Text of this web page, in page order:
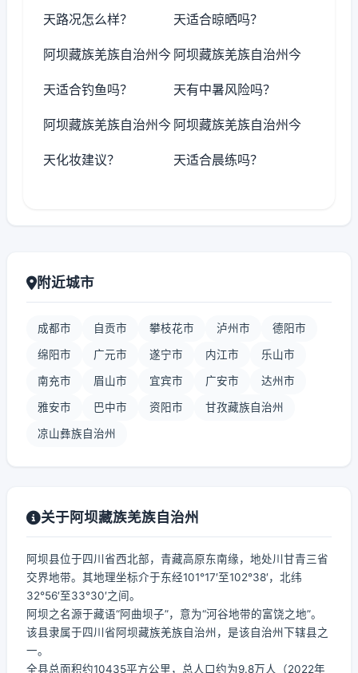
天路况怎么样？ 天适合晾晒吗？
阿坝藏族羌族自治州今
天适合钓鱼吗？
阿坝藏族羌族自治州今
天有中暑风险吗？
阿坝藏族羌族自治州今
天化妆建议？
阿坝藏族羌族自治州今
天适合晨练吗？
附近城市
成都市 自贡市 攀枝花市 泸州市 德阳市
绵阳市 广元市 遂宁市 内江市 乐山市
南充市 眉山市 宜宾市 广安市 达州市
雅安市 巴中市 资阳市 甘孜藏族自治州
凉山彝族自治州
关于阿坝藏族羌族自治州
阿坝县位于四川省西北部，青藏高原东南缘，地处川甘青三省
交界地带。其地理坐标介于东经101°17′至102°38′，北纬
32°56′至33°30′之间。
阿坝之名源于藏语“阿曲坝子”，意为“河谷地带的富饶之地”。
该县隶属于四川省阿坝藏族羌族自治州，是该自治州下辖县之
一。
全县总面积约10435平方公里，总人口约为9.8万人（2022年